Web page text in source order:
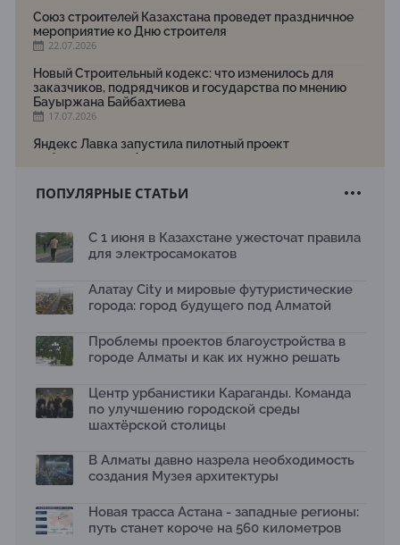
Союз строителей Казахстана проведет праздничное
мероприятие ко Дню строителя
22.07.2026
Новый Строительный кодекс: что изменилось для
заказчиков, подрядчиков и государства по мнению
Бауыржана Байбахтиева
17.07.2026
Яндекс Лавка запустила пилотный проект
рободоставки в Астане
Архитектурная премия SÄULE ARCHITEKTURPREIS
Первый Дом правительства Алматы станет главной
13.07.2026
В столичном детсаду подвели итоги акции «Таза
отходам
08.07.2026
общественных пространств
06.07.2026
температуру и здоровье людей
03.07.2026
сильных дождей в горах Алматы
02.07.2026
ПОПУЛЯРНЫЕ СТАТЬИ
С 1 июня в Казахстане ужесточат правила
для электросамокатов
Алатау City и мировые футуристические
города: город будущего под Алматой
Проблемы проектов благоустройства в
городе Алматы и как их нужно решать
Центр урбанистики Караганды. Команда
по улучшению городской среды
шахтёрской столицы
В Алматы давно назрела необходимость
создания Музея архитектуры
Новая трасса Астана - западные регионы:
путь станет короче на 560 километров